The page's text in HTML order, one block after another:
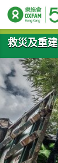
開始主要內容
救災及重建